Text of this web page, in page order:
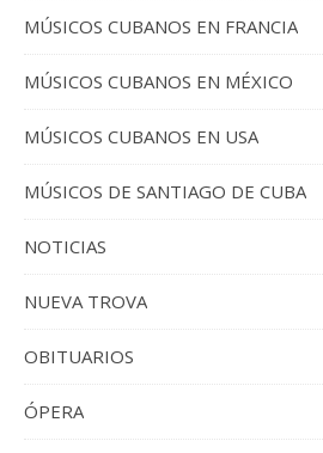
MÚSICOS CUBANOS EN FRANCIA
MÚSICOS CUBANOS EN MÉXICO
MÚSICOS CUBANOS EN USA
MÚSICOS DE SANTIAGO DE CUBA
NOTICIAS
NUEVA TROVA
OBITUARIOS
ÓPERA